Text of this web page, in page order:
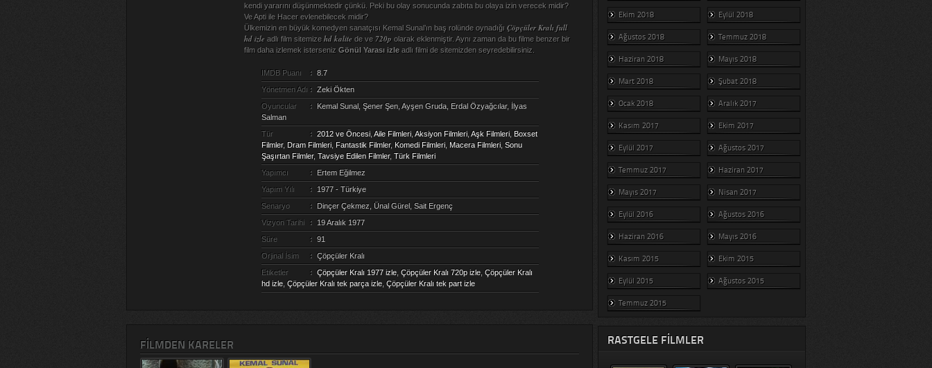
kendi yararını düşünmektedir çünkü. Peki bu olay sonucunda zabıta bu olaya izin verecek midir?
Ve Apti ile Hacer evlenebilecek midir?
Ülkemizin en büyük komedyen sanatçısı Kemal Sunal’ın baş rolünde oynadığı Çöpçüler Kralı full
hd izleadlı film sitemize hd kalitede ve 720polarak eklenmiştir. Aynı zaman da bu filme benzer bir
film daha izlemek isterseniz Gönül Yarası izleadlı filmi de sitemizden seyredebilirsiniz.
IMDB Puanı : 8.7
Yönetmen Adı : Zeki Ökten
Oyuncular
:
Kemal Sunal, Şener Şen, Ayşen Gruda, Erdal Özyağcılar, İlyas
Salman
Tür
: 2012 ve Öncesi, Aile Filmleri, Aksiyon Filmleri, Aşk Filmleri, Boxset
Filmler, Dram Filmleri, Fantastik Filmler, Komedi Filmleri, Macera Filmleri, Sonu
Şaşırtan Filmler, Tavsiye Edilen Filmler, Türk Filmleri
Yapımcı
:
Ertem Eğilmez
Yapım Yılı
: 1977 - Türkiye
Senaryo
:
Dinçer Çekmez, Ünal Gürel, Sait Ergenç
Vizyon Tarihi
: 19 Aralık 1977
Süre
: 91
Orjinal İsim
: Çöpçüler Kralı
Etiketler
: Çöpçüler Kralı 1977 izle, Çöpçüler Kralı 720p izle, Çöpçüler Kralı
hd izle, Çöpçüler Kralı tek parça izle, Çöpçüler Kralı tek part izle
FILMDEN KARELER
Ekim 2018 Eylül 2018
Ağustos 2018 Temmuz 2018
Haziran 2018 Mayıs 2018
Mart 2018 Şubat 2018
Ocak 2018 Aralık 2017
Kasım 2017 Ekim 2017
Eylül 2017 Ağustos 2017
Temmuz 2017 Haziran 2017
Mayıs 2017 Nisan 2017
Eylül 2016 Ağustos 2016
Haziran 2016 Mayıs 2016
Kasım 2015 Ekim 2015
Eylül 2015 Ağustos 2015
Temmuz 2015
RASTGELE FILMLER